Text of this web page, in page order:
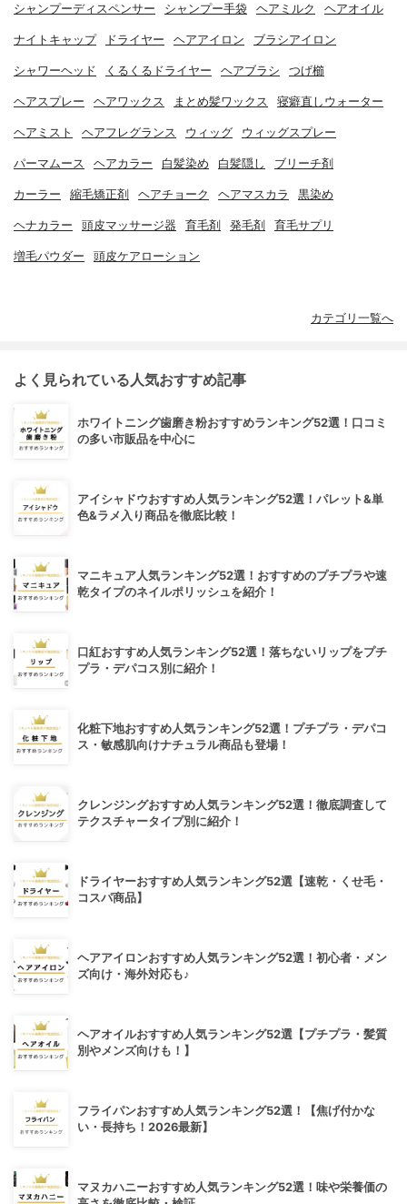
シャンプーディスペンサー シャンプー手袋 ヘアミルク ヘアオイル
ナイトキャップ ドライヤー ヘアアイロン ブラシアイロン
シャワーヘッド くるくるドライヤー ヘアブラシ つげ櫛
ヘアスプレー ヘアワックス まとめ髪ワックス 寝癖直しウォーター
ヘアミスト ヘアフレグランス ウィッグ ウィッグスプレー
パーマムース ヘアカラー 白髪染め 白髪隠し ブリーチ剤
カーラー 縮毛矯正剤 ヘアチョーク ヘアマスカラ 黒染め
ヘナカラー 頭皮マッサージ器 育毛剤 発毛剤 育毛サプリ
増毛パウダー 頭皮ケアローション
カテゴリ一覧へ
よく見られている人気おすすめ記事
ホワイトニング歯磨き粉おすすめランキング52選！口コミ
の多い市販品を中心に
アイシャドウおすすめ人気ランキング52選！パレット&単
色&ラメ入り商品を徹底比較！
マニキュア人気ランキング52選！おすすめのプチプラや速
乾タイプのネイルポリッシュを紹介！
口紅おすすめ人気ランキング52選！落ちないリップをプチ
プラ・デパコス別に紹介！
化粧下地おすすめ人気ランキング52選！プチプラ・デパコ
ス・敏感肌向けナチュラル商品も登場！
クレンジングおすすめ人気ランキング52選！徹底調査して
テクスチャータイプ別に紹介！
ドライヤーおすすめ人気ランキング52選【速乾・くせ毛・
コスパ商品】
ヘアアイロンおすすめ人気ランキング52選！初心者・メン
ズ向け・海外対応も♪
ヘアオイルおすすめ人気ランキング52選【プチプラ・髪質
別やメンズ向けも！】
フライパンおすすめ人気ランキング52選！【焦げ付かな
い・長持ち！2026最新】
マヌカハニーおすすめ人気ランキング52選！味や栄養価の